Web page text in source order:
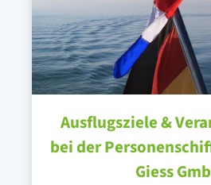
Ausflugsziele &
bei der
Giess